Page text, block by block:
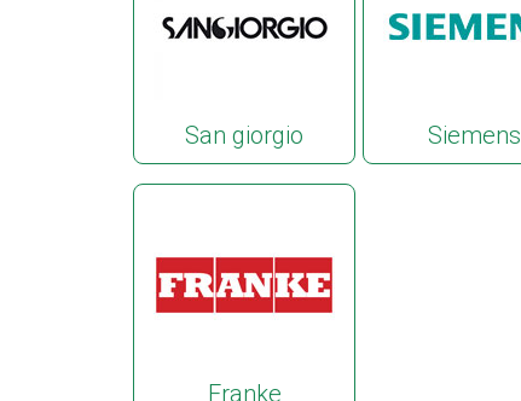
San giorgio Siemens
Franke